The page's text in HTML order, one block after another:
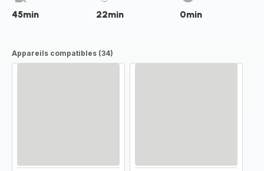
45min 22min 0min
Appareils compatibles (34)